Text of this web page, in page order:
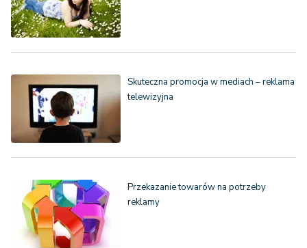
Skuteczna promocja w mediach – reklama
telewizyjna
Przekazanie towarów na potrzeby
reklamy